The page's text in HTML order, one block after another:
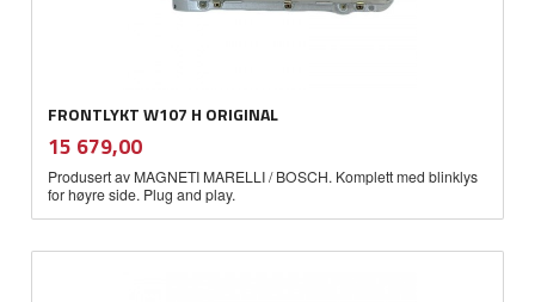
FRONTLYKT W107 H ORIGINAL
Pris
15 679,00mva.
Produsert av MAGNETI MARELLI / BOSCH. Komplett med blinklys
for høyre side. Plug and play.